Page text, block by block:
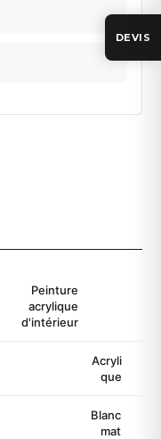
Peinture
acrylique
d'intérieur
Acryli
que
Blanc
mat
DEVIS